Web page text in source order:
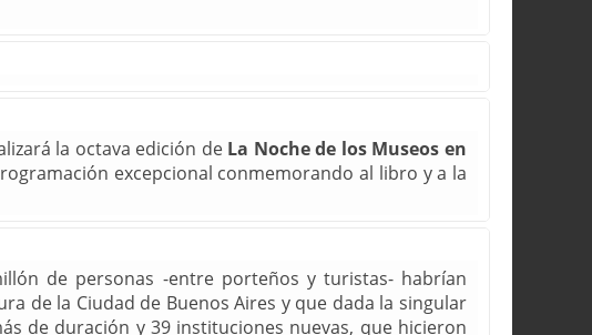
la octava edición de La Noche de los Museos en
excepcional conmemorando al libro y a la
de personas -entre porteños y turistas- habrían
de la Ciudad de Buenos Aires y que dada la singular
de duración y 39 instituciones nuevas, que hicieron